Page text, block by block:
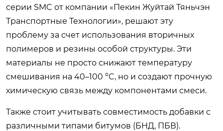
серии SMC от компании «Пекин Жуйтай Тяньчэн
Транспортные Технологии», решают эту
проблему за счет использования вторичных
полимеров и резины особой структуры. Эти
материалы не просто снижают температуру
смешивания на 40–100 °C, но и создают прочную
химическую связь между компонентами смеси.
Также стоит учитывать совместимость добавки с
различными типами битумов (БНД, ПБВ).